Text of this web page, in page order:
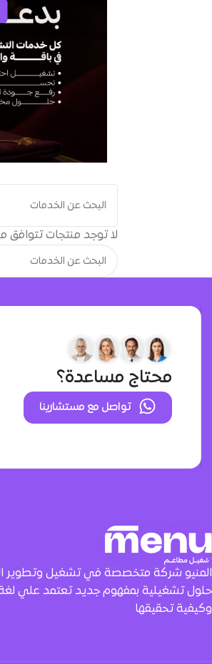
لا توجد منتجات تتوافق
محتاج مساعدة؟
تواصل مع مستشارينا
المنيو شركة متخصصة في تشغيل وتطوير
حلول تشغيلية بمفهوم جديد تعتمد علي لغة
وكيفية تحقيقها